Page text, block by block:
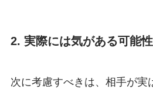
2. 実際には気がある可能
次に考慮すべきは、相手が実